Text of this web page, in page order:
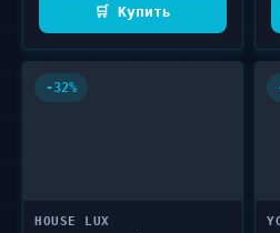
🛒 Купить
-32%
HOUSE LUX